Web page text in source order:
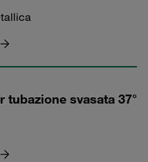
tubazione svasata 37°